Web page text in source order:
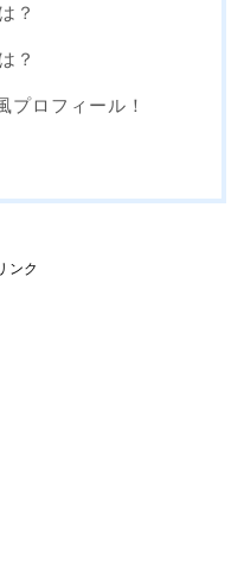
？
？
プロフィール！
ンク